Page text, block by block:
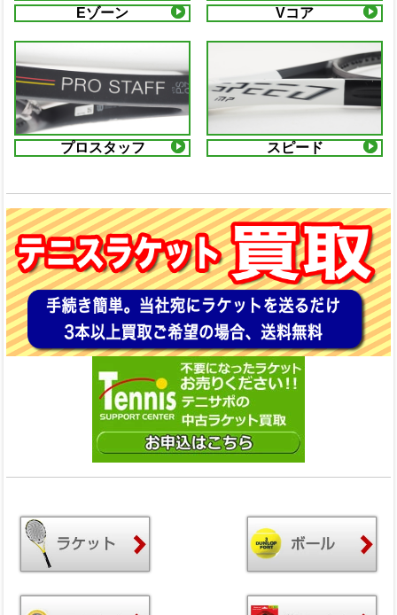
Eゾーン Vコア
プロスタッフ スピード